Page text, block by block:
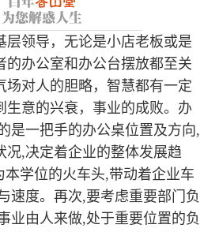
层领导，无论是小店老板或是
的办公室和办公台摆放都至关
场对人的胆略，智慧都有一定
生意的兴衰，事业的成败。办
是一把手的办公桌位置及方向,
况,决定着企业的整体发展趋
本学位的火车头,带动着企业车
速度。再次,要考虑重要部门负
业由人来做,处于重要位置的负